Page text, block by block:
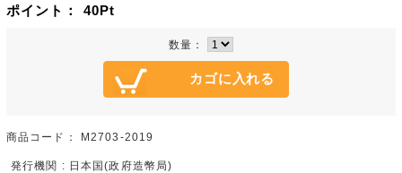
ポイント： 40Pt
数量：
商品コード： M2703-2019
発行機関 : 日本国(政府造幣局)